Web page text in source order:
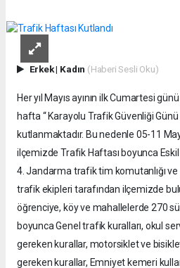
Erkek| Kadın (Haberi Sesli Oku)
Her yıl Mayıs ayının ilk Cumartesi
hafta “ Karayolu Trafik Güvenliği
kutlanmaktadır. Bu nedenle 05-11
ilçemizde Trafik Haftası boyunca
4. Jandarma trafik tim komutanlığı
trafik ekipleri tarafından ilçemizde
öğrenciye, köy ve mahallelerde 270
boyunca Genel trafik kuralları, okul
gereken kurallar, motorsiklet ve
gereken kurallar, Emniyet kemeri